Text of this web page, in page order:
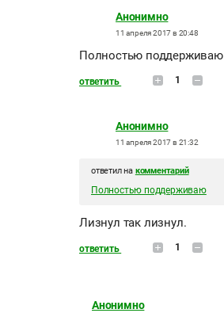
Анонимно
11 апреля 2017 в 20:48
Полностью поддерживаю
ответить 1
Анонимно
11 апреля 2017 в 21:32
ответил на комментарий
Полностью поддерживаю
Лизнул так лизнул.
ответить 1
Анонимно